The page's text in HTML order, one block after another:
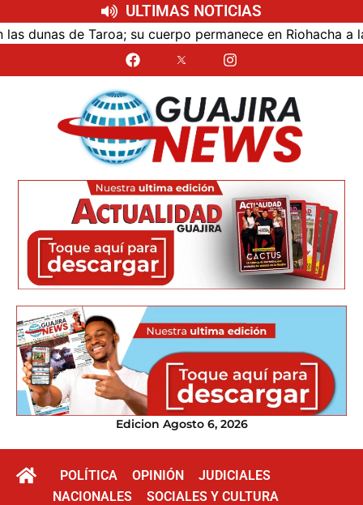
ULTIMAS NOTICIAS
de Taroa; su cuerpo permanece en Riohacha a la
Edicion Agosto 6, 2026
POLÍTICA OPINIÓN
JUDICIALES
NACIONALES
SOCIALES Y CULTURA